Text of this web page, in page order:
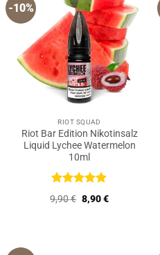
-10%
RIOT SQUAD
Riot Bar Edition Nikotinsalz
Liquid Lychee Watermelon
10ml
Bewertet
mit 5 von
9,90€ Ursprünglicher
Preis
8,90€Aktueller